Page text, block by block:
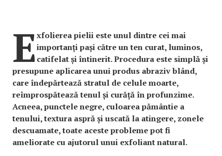
Exfolierea pielii este unul dintre cei mai
importanți pași către un ten curat, luminos,
catifelat și întinerit. Procedura este simplă și
presupune aplicarea unui produs abraziv blând,
care îndepărtează stratul de celule moarte,
reîmprospătează tenul și curăță în profunzime.
Acneea, punctele negre, culoarea pământie a
tenului, textura aspră și uscată la atingere, zonele
descuamate, toate aceste probleme pot fi
ameliorate cu ajutorul unui exfoliant natural.